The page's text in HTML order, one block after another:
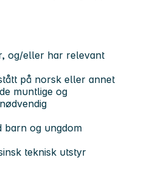
og/eller har relevant
på norsk eller annet
muntlige og
barn og ungdom
teknisk utstyr